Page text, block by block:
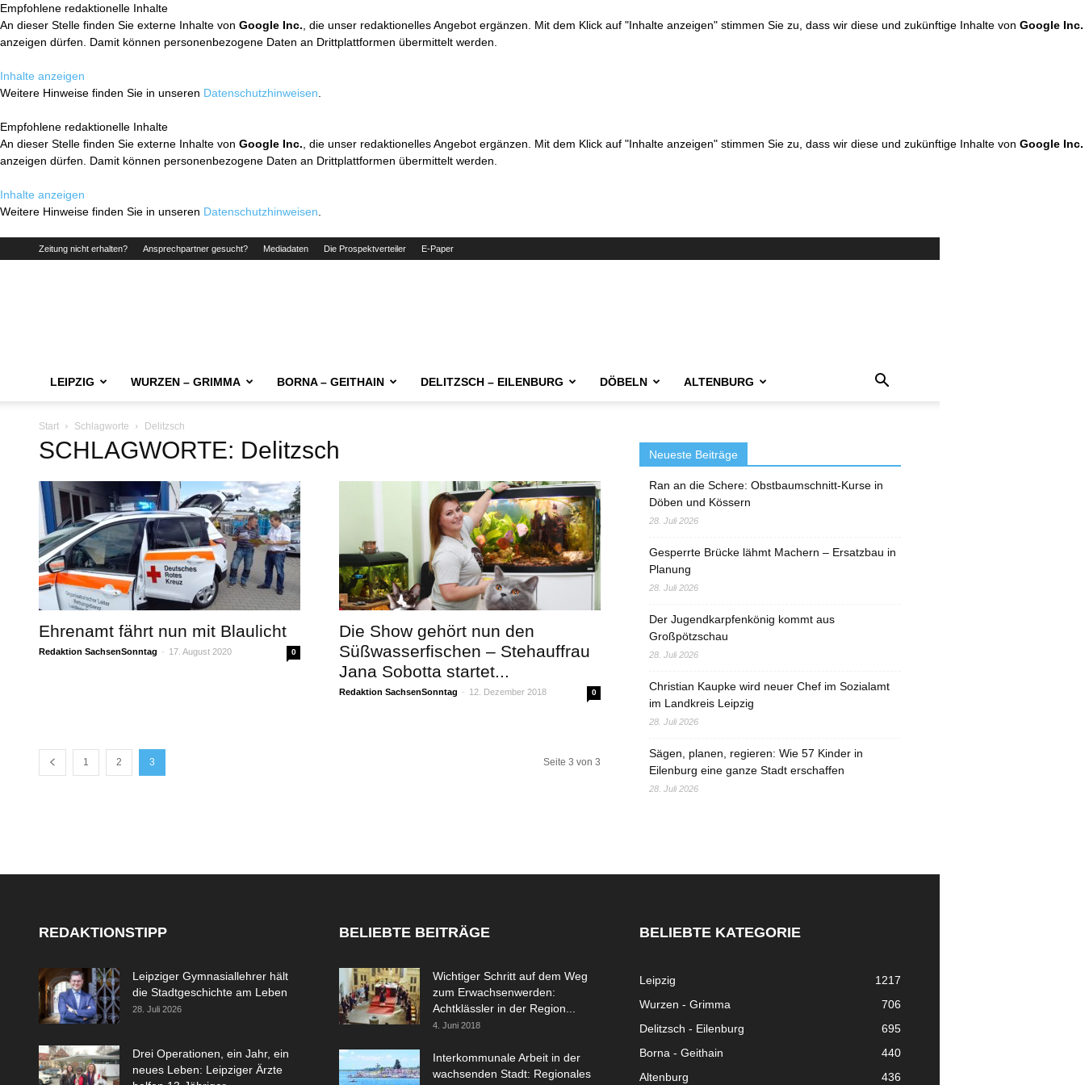
Empfohlene redaktionelle Inhalte
An dieser Stelle finden Sie externe Inhalte von Google Inc. , die unser redaktionelles Angebot ergänzen. Mit dem Klick auf "Inhalte anzeigen" stimmen Sie zu, dass wir diese und zukünftige Inhalte von Google Inc.
anzeigen dürfen. Damit können personenbezogene Daten an Drittplattformen übermittelt werden.
Inhalte anzeigen
Weitere Hinweise finden Sie in unseren Datenschutzhinweisen
Empfohlene redaktionelle Inhalte
An dieser Stelle finden Sie externe Inhalte von Google Inc. , die unser redaktionelles Angebot ergänzen. Mit dem Klick auf "Inhalte anzeigen" stimmen Sie zu, dass wir diese und zukünftige Inhalte von Google Inc.
anzeigen dürfen. Damit können personenbezogene Daten an Drittplattformen übermittelt werden.
Inhalte anzeigen
Weitere Hinweise finden Sie in unseren Datenschutzhinweisen
Zeitung nicht erhalten? Ansprechpartner gesucht? Mediadaten Die Prospektverteiler E-Paper
LEIPZIG WURZEN – GRIMMA BORNA – GEITHAIN DELITZSCH – EILENBURG DÖBELN ALTENBURG
Start Schlagworte Delitzsch
SCHLAGWORTE: Delitzsch
Ehrenamt fährt nun mit Blaulicht
Redaktion SachsenSonntag - 17. August 2020 0
Die Show gehört nun den
Süßwasserfischen – Stehauffrau
Jana Sobotta startet...
Redaktion SachsenSonntag - 12. Dezember 2018 0
1 2 3 Seite 3 von 3
Neueste Beiträge
Ran an die Schere: Obstbaumschnitt-Kurse in
Döben und Kössern
28. Juli 2026
Gesperrte Brücke lähmt Machern – Ersatzbau in
Planung
28. Juli 2026
Der Jugendkarpfenkönig kommt aus
Großpötzschau
28. Juli 2026
Christian Kaupke wird neuer Chef im Sozialamt
im Landkreis Leipzig
28. Juli 2026
Sägen, planen, regieren: Wie 57 Kinder in
Eilenburg eine ganze Stadt erschaffen
28. Juli 2026
REDAKTIONSTIPP
Leipziger Gymnasiallehrer hält
die Stadtgeschichte am Leben
28. Juli 2026
Drei Operationen, ein Jahr, ein
neues Leben: Leipziger Ärzte
BELIEBTE BEITRÄGE
Wichtiger Schritt auf dem Weg
zum Erwachsenwerden:
Achtklässler in der Region...
4. Juni 2018
Interkommunale Arbeit in der
wachsenden Stadt: Regionales
BELIEBTE KATEGORIE
Leipzig
1217
Wurzen - Grimma
706
Delitzsch - Eilenburg
695
Borna - Geithain
440
Altenburg
436